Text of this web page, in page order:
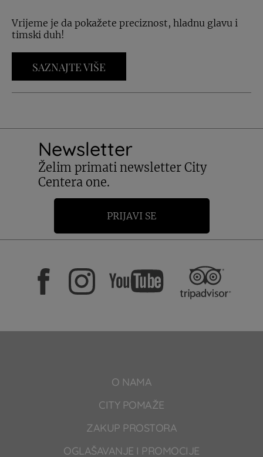
Vrijeme je da pokažete preciznost, hladnu glavu i
timski duh!
SAZNAJTE VIŠE
Newsletter
Želim primati newsletter City
Centera one.
PRIJAVI SE
O NAMA
CITY POMAŽE
ZAKUP PROSTORA
OGLAŠAVANJE I PROMOCIJE